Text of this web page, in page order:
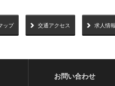
ップ 交通アクセス 求人情報
お問い合わせ